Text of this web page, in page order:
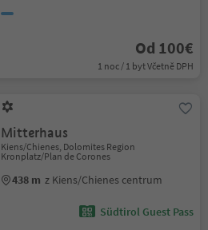
Od 100€
1 noc / 1 byt Včetně DPH
Mitterhaus
Kiens/Chienes, Dolomites Region
Kronplatz/Plan de Corones
438 m z Kiens/Chienes centrum
Südtirol Guest Pass